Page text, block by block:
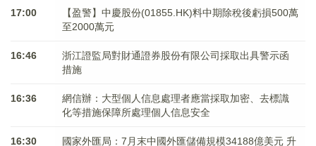
17:00
【盈警】中慶股份(01855.HK)料中期除稅後虧損500萬
至2000萬元
16:46
浙江證監局對財通證券股份有限公司採取出具警示函
措施
16:36
網信辦：大型個人信息處理者應當採取加密、去標識
化等措施保障所處理個人信息安全
16:30
國家外匯局：7月末中國外匯儲備規模34188億美元 升